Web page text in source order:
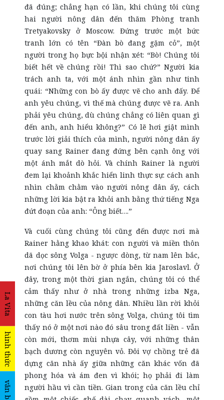
La Vita
hình thức
văn bản
đã đúng; chẳng hạn có lần, khi chúng tôi cùng
hai người nông dân đến thăm Phòng tranh
Tretyakovsky ở Moscow. Đứng trước một bức
tranh lớn có tên “Đàn bò đang gặm cỏ”, một
người trong họ bực bội nhận xét: “Bò! Chúng tôi
biết hết về chúng rồi! Thì sao chứ?” Người kia
trách anh ta, với một ánh nhìn gần như tinh
quái: “Những con bò ấy được vẽ cho anh đấy. Để
anh yêu chúng, vì thế mà chúng được vẽ ra. Anh
phải yêu chúng, dù chúng chẳng có liên quan gì
đến anh, anh hiểu không?” Có lẽ hơi giật mình
trước lời giải thích của mình, người nông dân ấy
quay sang Rainer đang đứng bên cạnh ông với
một ánh mắt dò hỏi. Và chính Rainer là người
đem lại khoảnh khắc hiển linh thực sự: cách anh
nhìn chằm chằm vào người nông dân ấy, cách
những lời kia bật ra khỏi anh bằng thứ tiếng Nga
đứt đoạn của anh: “Ông biết….”
Và cuối cùng chúng tôi cũng đến được nơi mà
Rainer hằng khao khát: con người và miền thôn
dã dọc sông Volga - ngược dòng, từ nam lên bắc,
nơi chúng tôi lên bờ ở phía bên kia Jaroslavl. Ở
đây, trong một thời gian ngắn, chúng tôi có thể
cảm thấy như ở nhà trong những izba Nga,
những căn lều của nông dân. Nhiều lần rời khỏi
con tàu hơi nước trên sông Volga, chúng tôi tìm
thấy nó ở một nơi nào đó sâu trong đất liền - vẫn
còn mới, thơm mùi nhựa cây, với những thân
bạch dương còn nguyên vỏ. Đôi vợ chồng trẻ đã
dựng căn nhà ấy giữa những căn khác vốn đã
phong hóa và ám đen vì khói; họ phải đi làm
người hầu vì cần tiền. Gian trong của căn lều chỉ